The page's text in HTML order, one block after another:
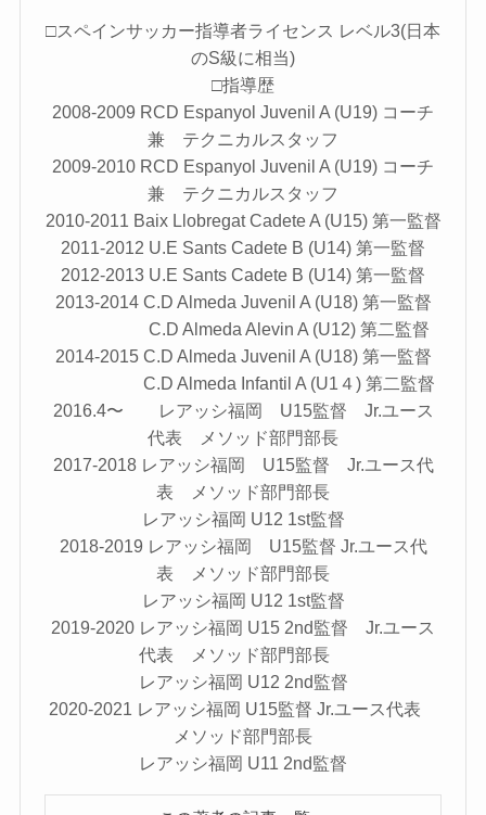
□スペインサッカー指導者ライセンス レベル3(日本
のS級に相当)
□指導歴
2008-2009 RCD Espanyol Juvenil A (U19) コーチ
兼 テクニカルスタッフ
2009-2010 RCD Espanyol Juvenil A (U19) コーチ
兼 テクニカルスタッフ
2010-2011 Baix Llobregat Cadete A (U15) 第一監督
2011-2012 U.E Sants Cadete B (U14) 第一監督
2012-2013 U.E Sants Cadete B (U14) 第一監督
2013-2014 C.D Almeda Juvenil A (U18) 第一監督
C.D Almeda Alevin A (U12) 第二監督
2014-2015 C.D Almeda Juvenil A (U18) 第一監督
C.D Almeda Infantil A (U1４) 第二監督
2016.4〜 レアッシ福岡 U15監督 Jr.ユース
代表 メソッド部門部長
2017-2018 レアッシ福岡 U15監督 Jr.ユース代
表 メソッド部門部長
レアッシ福岡 U12 1st監督
2018-2019 レアッシ福岡 U15監督 Jr.ユース代
表 メソッド部門部長
レアッシ福岡 U12 1st監督
2019-2020 レアッシ福岡 U15 2nd監督 Jr.ユース
代表 メソッド部門部長
レアッシ福岡 U12 2nd監督
2020-2021 レアッシ福岡 U15監督 Jr.ユース代表
メソッド部門部長
レアッシ福岡 U11 2nd監督